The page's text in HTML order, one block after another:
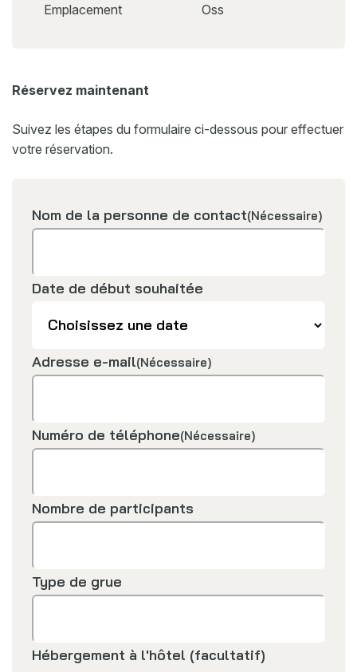
Emplacement Oss
Réservez maintenant
Suivez les étapes du formulaire ci-dessous pour effectuer
votre réservation.
Nom de la personne de contact(Nécessaire)
Date de début souhaitée
Adresse e-mail(Nécessaire)
Numéro de téléphone(Nécessaire)
Nombre de participants
Type de grue
Hébergement à l'hôtel (facultatif)